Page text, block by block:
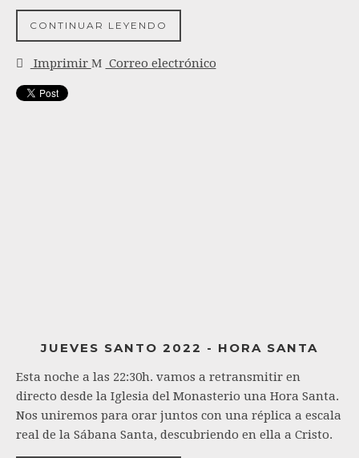
CONTINUAR LEYENDO
Imprimir Correo electrónico
JUEVES SANTO 2022 - HORA SANTA
Esta noche a las 22:30h. vamos a retransmitir en
directo desde la Iglesia del Monasterio una Hora Santa.
Nos uniremos para orar juntos con una réplica a escala
real de la Sábana Santa, descubriendo en ella a Cristo.